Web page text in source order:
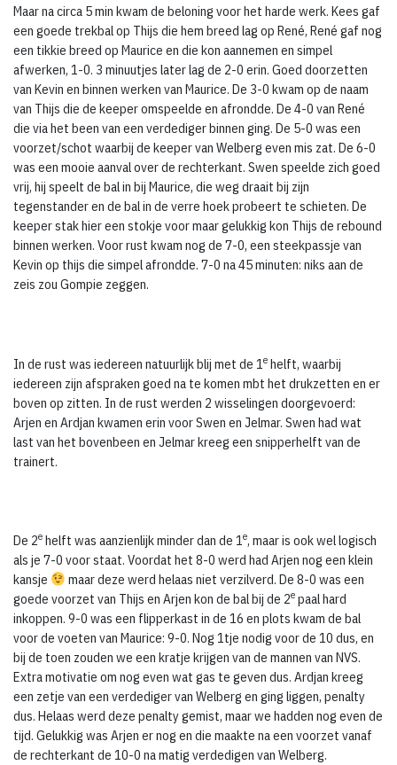
Maar na circa 5 min kwam de beloning voor het harde werk. Kees gaf
een goede trekbal op Thijs die hem breed lag op René, René gaf nog
een tikkie breed op Maurice en die kon aannemen en simpel
afwerken, 1-0. 3 minuutjes later lag de 2-0 erin. Goed doorzetten
van Kevin en binnen werken van Maurice. De 3-0 kwam op de naam
van Thijs die de keeper omspeelde en afrondde. De 4-0 van René
die via het been van een verdediger binnen ging. De 5-0 was een
voorzet/schot waarbij de keeper van Welberg even mis zat. De 6-0
was een mooie aanval over de rechterkant. Swen speelde zich goed
vrij, hij speelt de bal in bij Maurice, die weg draait bij zijn
tegenstander en de bal in de verre hoek probeert te schieten. De
keeper stak hier een stokje voor maar gelukkig kon Thijs de rebound
binnen werken. Voor rust kwam nog de 7-0, een steekpassje van
Kevin op thijs die simpel afrondde. 7-0 na 45 minuten: niks aan de
zeis zou Gompie zeggen.
In de rust was iedereen natuurlijk blij met de 1 e helft, waarbij
iedereen zijn afspraken goed na te komen mbt het drukzetten en er
boven op zitten. In de rust werden 2 wisselingen doorgevoerd:
Arjen en Ardjan kwamen erin voor Swen en Jelmar. Swen had wat
last van het bovenbeen en Jelmar kreeg een snipperhelft van de
trainert.
De 2e helft was aanzienlijk minder dan de 1e, maar is ook wel logisch
als je 7-0 voor staat. Voordat het 8-0 werd had Arjen nog een klein
kansje
maar deze werd helaas niet verzilverd. De 8-0 was een
goede voorzet van Thijs en Arjen kon de bal bij de 2e paal hard
inkoppen. 9-0 was een flipperkast in de 16 en plots kwam de bal
voor de voeten van Maurice: 9-0. Nog 1tje nodig voor de 10 dus, en
bij de toen zouden we een kratje krijgen van de mannen van NVS.
Extra motivatie om nog even wat gas te geven dus. Ardjan kreeg
een zetje van een verdediger van Welberg en ging liggen, penalty
dus. Helaas werd deze penalty gemist, maar we hadden nog even de
tijd. Gelukkig was Arjen er nog en die maakte na een voorzet vanaf
de rechterkant de 10-0 na matig verdedigen van Welberg.